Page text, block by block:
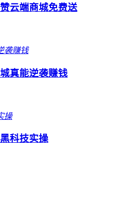
云端商城免费送
真能逆袭赚钱
科技实操